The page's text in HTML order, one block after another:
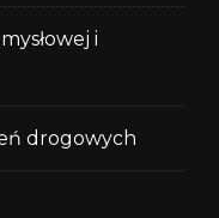
i
drogowych